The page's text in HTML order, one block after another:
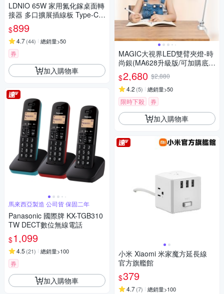
LDNIO 65W 家用氮化鎵桌面轉
接器 多口擴展插線板 Type-C集
線器 PD快充充電器 USB電源
延長線 110V
$899
4.7(44) 總銷量>50
券
加入購物車
馬來西亞製造 公司貨 保固二年
Panasonic 國際牌 KX-TGB310
TW DECT數位無線電話
$1,099
4.5 (21) 總銷量>100
券
加入購物車
MAGIC大視界LED雙臂夾燈-時
尚銀(MA628升級版/可加購底
座)
$2,680 $2,880
4.2 (5) 總銷量>50
限時下殺 券
加入購物車
小米 Xiaomi 米家魔方延長線
官方旗艦館
$379
4.7(7) 總銷量>100